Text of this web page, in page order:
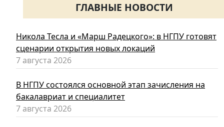
ГЛАВНЫЕ НОВОСТИ
Никола Тесла и «Марш Радецкого»: в НГПУ готовят
сценарии открытия новых локаций
7 августа 2026
В НГПУ состоялся основной этап зачисления на
бакалавриат и специалитет
7 августа 2026